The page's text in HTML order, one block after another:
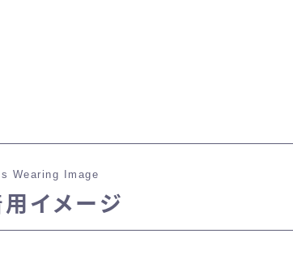
三分丈
Wearing Image
イメージ